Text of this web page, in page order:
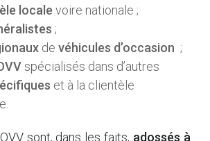
locale voire nationale ;
;
de véhicules d’occasion ;
spécialisés dans d’autres
et à la clientèle
sont, dans les faits, adossés à